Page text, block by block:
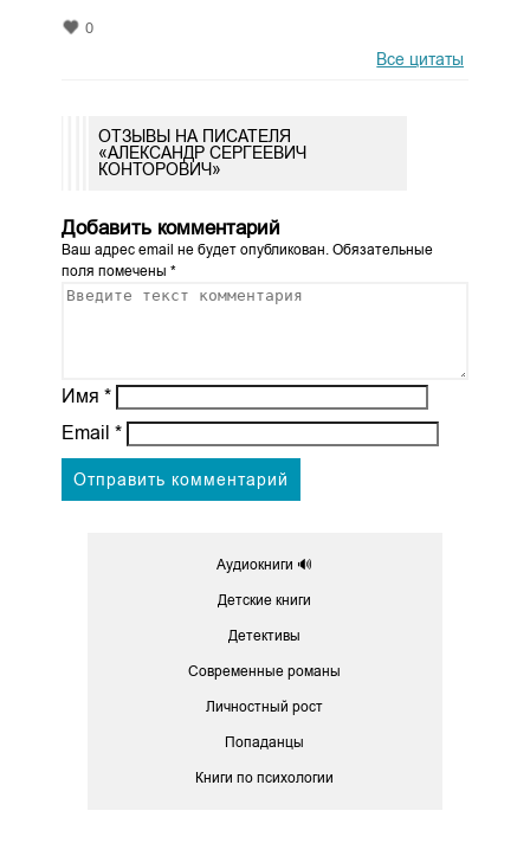
0
Все цитаты
ОТЗЫВЫ НА ПИСАТЕЛЯ
«АЛЕКСАНДР СЕРГЕЕВИЧ
КОНТОРОВИЧ»
Добавить комментарий
Ваш адрес email не будет опубликован. Обязательные
поля помечены *
Имя *
Email *
Аудиокниги 🔊
Детские книги
Детективы
Современные романы
Личностный рост
Попаданцы
Книги по психологии